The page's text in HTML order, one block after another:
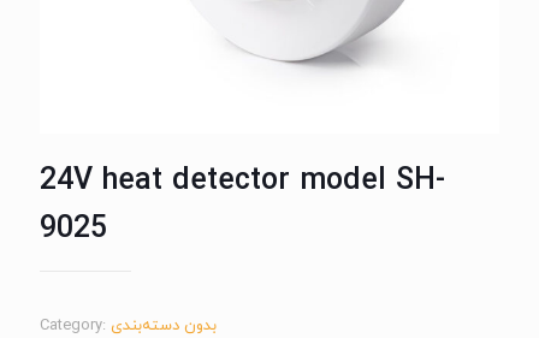
24V heat detector model SH-
9025
Category: بدون دسته‌بندی